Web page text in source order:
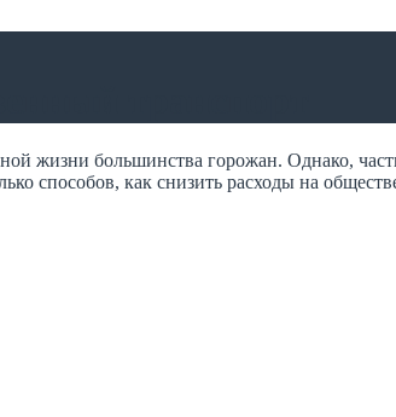
жизни большинства горожан. Однако,
способов, как снизить расходы на